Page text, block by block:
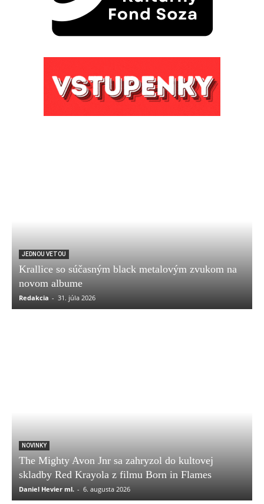
JEDNOU VETOU
Krallice so súčasným black metalovým zvukom na
novom albume
Redakcia - 31. júla 2026
NOVINKY
The Mighty Avon Jnr sa zahryzol do kultovej
skladby Red Krayola z filmu Born in Flames
Daniel Hevier ml. - 6. augusta 2026